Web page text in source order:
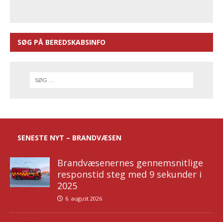
SØG PÅ BEREDSKABSINFO
SENESTE NYT – BRANDVÆSEN
Brandvæsenernes gennemsnitlige
responstid steg med 9 sekunder i
2025
6. august 2026